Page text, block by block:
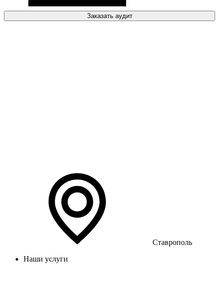
Заказать аудит
Ставрополь
Наши услуги